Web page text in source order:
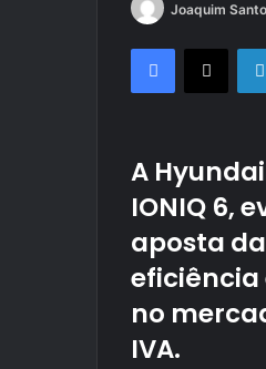
Joaquim
Facebook
X
A
IONIQ 6,
aposta
eficiência
no
IVA.